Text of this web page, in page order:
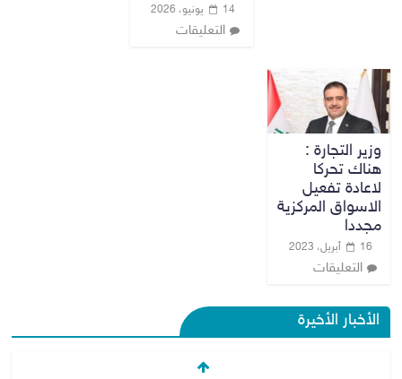
14 يونيو، 2026
التعليقات
وزير التجارة :
هناك تحركا
لاعادة تفعيل
الاسواق المركزية
مجددا
16 أبريل، 2023
التعليقات
الأخبار الأخيرة